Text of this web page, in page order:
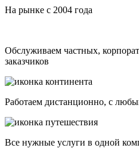
На рынке с 2004 года
Обслуживаем частных,
заказчиков
Работаем дистанционно, с
Все нужные услуги в одной